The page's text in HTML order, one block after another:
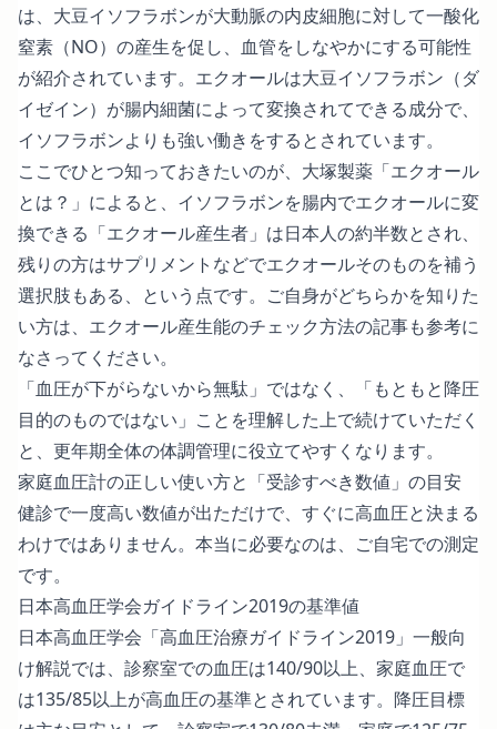
は、大豆イソフラボンが大動脈の内皮細胞に対して一酸化
窒素（NO）の産生を促し、血管をしなやかにする可能性
が紹介されています。エクオールは大豆イソフラボン（ダ
イゼイン）が腸内細菌によって変換されてできる成分で、
イソフラボンよりも強い働きをするとされています。
ここでひとつ知っておきたいのが、 大塚製薬「エクオール
とは？」 によると、イソフラボンを腸内でエクオールに変
換できる「エクオール産生者」は日本人の約半数とされ、
残りの方はサプリメントなどでエクオールそのものを補う
選択肢もある、という点です。ご自身がどちらかを知りた
い方は、 エクオール産生能のチェック方法の記事も参考に
なさってください。
「血圧が下がらないから無駄」ではなく、「もともと降圧
目的のものではない」ことを理解した上で続けていただく
と、更年期全体の体調管理に役立てやすくなります。
家庭血圧計の正しい使い方と「受診すべき数値」の目安
健診で一度高い数値が出ただけで、すぐに高血圧と決まる
わけではありません。本当に必要なのは、ご自宅での測定
です。
日本高血圧学会ガイドライン2019の基準値
日本高血圧学会「高血圧治療ガイドライン2019」一般向
け解説では、診察室での血圧は140/90以上、家庭血圧で
は135/85以上が高血圧の基準とされています。降圧目標